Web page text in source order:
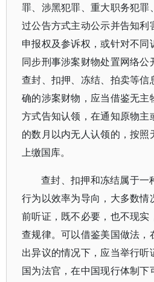
罪、涉黑犯罪、重大职务犯罪
过公告方式主动公示并告知利
申报权及参诉权，或针对不同
同步刑事涉案财物处置网络公
查封、扣押、冻结、拍卖等信
确的涉案财物，应当借鉴无主
方式告知认领，在通知原物主
的数月以内无人认领的，按照
上缴国库。
查封、扣押和冻结属于一
行为以效率为导向，大多数情
前听证，既不必要，也不现实
查规律。可以借鉴美国做法，
出异议的情况下，应当举行听
国为法官，在中国现行体制下